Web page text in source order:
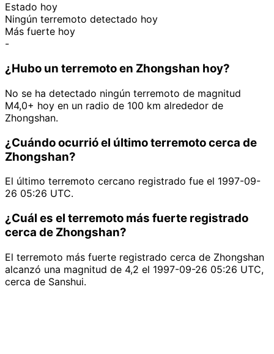
Estado hoy
Ningún terremoto detectado hoy
Más fuerte hoy
-
¿Hubo un terremoto en Zhongshan hoy?
No se ha detectado ningún terremoto de magnitud
M4,0+ hoy en un radio de 100 km alrededor de
Zhongshan.
¿Cuándo ocurrió el último terremoto cerca de
Zhongshan?
El último terremoto cercano registrado fue el 1997-09-
26 05:26 UTC.
¿Cuál es el terremoto más fuerte registrado
cerca de Zhongshan?
El terremoto más fuerte registrado cerca de Zhongshan
alcanzó una magnitud de 4,2 el 1997-09-26 05:26 UTC,
cerca de Sanshui.